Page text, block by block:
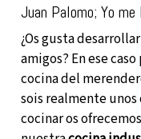
Juan Palomo; Yo
¿Os gusta
amigos? En ese
cocina del
sois realmente
cocinar os